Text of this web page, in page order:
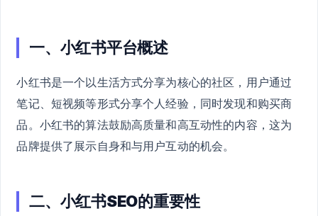
一、小红书平台概述
小红书是一个以生活方式分享为核心的社区，用户通过
笔记、短视频等形式分享个人经验，同时发现和购买商
品。小红书的算法鼓励高质量和高互动性的内容，这为
品牌提供了展示自身和与用户互动的机会。
二、小红书SEO的重要性